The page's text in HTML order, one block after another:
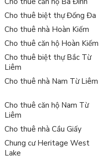
Cho thuê biệt thự Đống Đa
Cho thuê nhà Hoàn Kiếm
Cho thuê căn hộ Hoàn Kiếm
Cho thuê biệt thự Bắc Từ
Liêm
Cho thuê nhà Nam Từ Liêm
Cho thuê căn hộ Nam Từ
Liêm
Cho thuê nhà Cầu Giấy
Chung cư Heritage West
Lake